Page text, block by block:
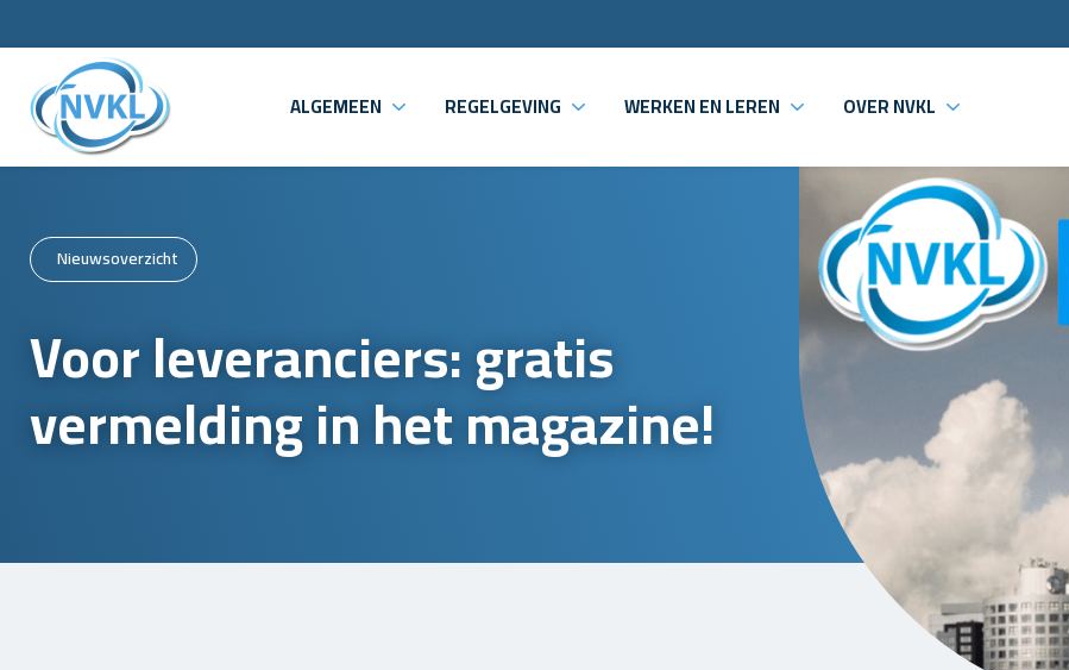
ALGEMEEN REGELGEVING WERKEN EN LEREN OVER NVKL
Nieuwsoverzicht
Voor leveranciers: gratis
vermelding in het magazine!